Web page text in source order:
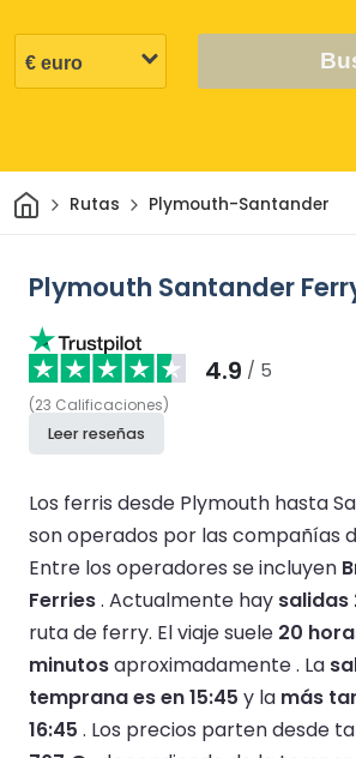
InicioRutas Plymouth-Santander
Plymouth Santander
4.9 / 5
(23 Calificaciones)
Leer reseñas
Los ferris desde Plymouth hasta
son operados por las compañías
Entre los operadores se incluyen
Ferries. Actualmente hay salidas
ruta de ferry. El viaje suele 20
minutosaproximadamente . La
temprana es en 15:45 y la más
16:45 . Los precios parten desde